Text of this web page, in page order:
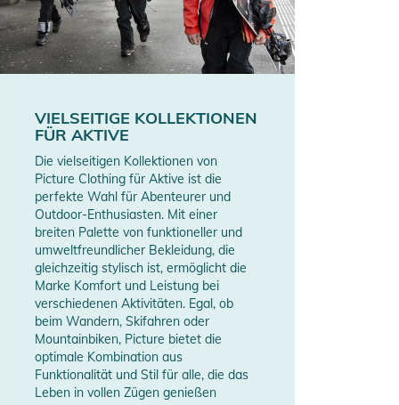
VIELSEITIGE KOLLEKTIONEN
FÜR AKTIVE
Die vielseitigen Kollektionen von
Picture Clothing für Aktive ist die
perfekte Wahl für Abenteurer und
Outdoor-Enthusiasten. Mit einer
breiten Palette von funktioneller und
umweltfreundlicher Bekleidung, die
gleichzeitig stylisch ist, ermöglicht die
Marke Komfort und Leistung bei
verschiedenen Aktivitäten. Egal, ob
beim Wandern, Skifahren oder
Mountainbiken, Picture bietet die
optimale Kombination aus
Funktionalität und Stil für alle, die das
Leben in vollen Zügen genießen